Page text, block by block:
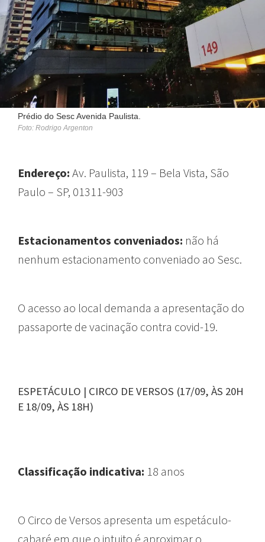
Prédio do Sesc Avenida Paulista.
Foto: Rodrigo Argenton
Endereço: Av. Paulista, 119 – Bela Vista, São
Paulo – SP, 01311-903
Estacionamentos conveniados: não há
nenhum estacionamento conveniado ao Sesc.
O acesso ao local demanda a apresentação do
passaporte de vacinação contra covid-19.
ESPETÁCULO | CIRCO DE VERSOS (17/09, ÀS 20H
E 18/09, ÀS 18H)
Classificação indicativa: 18 anos
O Circo de Versos apresenta um espetáculo-
cabaré em que o intuito é aproximar o